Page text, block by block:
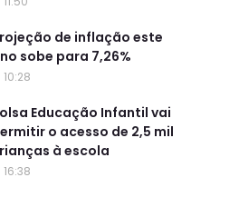
de inflação este
sobe para 7,26%
10:28
Educação Infantil vai
o acesso de 2,5 mil
à escola
16:38